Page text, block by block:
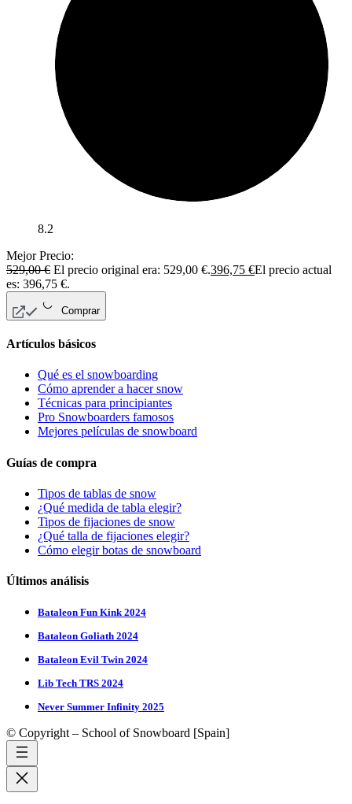
8.2
Mejor Precio:
529,00€ El precio original era: 529,00 €.396,75 €El precio actual
es: 396,75 €.
Comprar
Artículos básicos
Qué es el snowboarding
Cómo aprender a hacer snow
Técnicas para principiantes
Pro Snowboarders famosos
Mejores películas de snowboard
Guías de compra
Tipos de tablas de snow
¿Qué medida de tabla elegir?
Tipos de fijaciones de snow
¿Qué talla de fijaciones elegir?
Cómo elegir botas de snowboard
Últimos análisis
Bataleon Fun Kink 2024
Bataleon Goliath 2024
Bataleon Evil Twin 2024
Lib Tech TRS 2024
Never Summer Infinity 2025
© Copyright – School of Snowboard [Spain]